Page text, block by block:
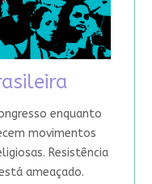
enquanto
movimentos
Resistência
ameaçado.